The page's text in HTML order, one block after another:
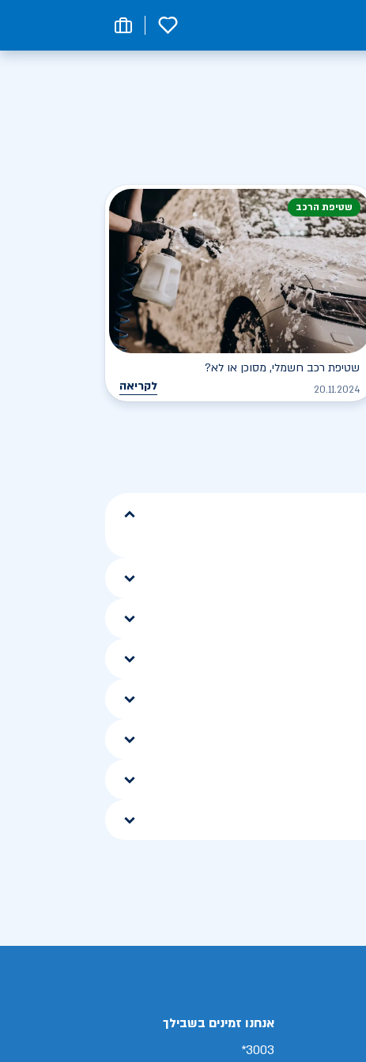
0
שטיפת הרכב
שטיפת רכב חשמלי, מסוכן או לא?
20.11.2024 לקריאה
אנחנו זמינים בשבילך
3003*